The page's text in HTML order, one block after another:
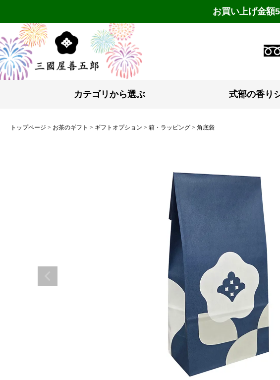
お買い上げ金額
カテゴリから選ぶ 式部の香り
トップページ お茶のギフト ギフトオプション 箱・ラッピング 角底袋